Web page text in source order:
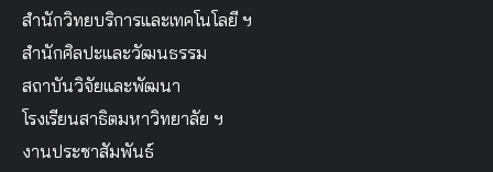
สำนักวิทยบริการและเทคโนโลยี ฯ
สำนักศิลปะและวัฒนธรรม
สถาบันวิจัยและพัฒนา
โรงเรียนสาธิตมหาวิทยาลัย ฯ
งานประชาสัมพันธ์